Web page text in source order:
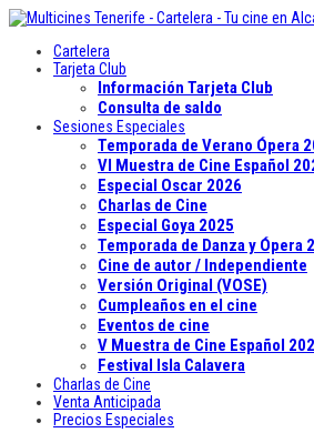
Cartelera
Tarjeta Club
Información Tarjeta Club
Consulta de saldo
Sesiones Especiales
Temporada de Verano Ópera
VI Muestra de Cine Español
Especial Oscar 2026
Charlas de Cine
Especial Goya 2025
Temporada de Danza y Ópera
Cine de autor / Independiente
Versión Original (VOSE)
Cumpleaños en el cine
Eventos de cine
V Muestra de Cine Español
Festival Isla Calavera
Charlas de Cine
Venta Anticipada
Precios Especiales